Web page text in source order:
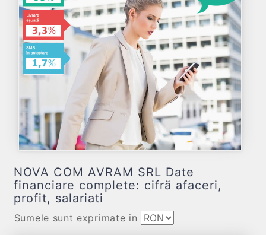
NOVA COM AVRAM SRL Date
financiare complete: cifră afaceri,
profit, salariati
Sumele sunt exprimate in